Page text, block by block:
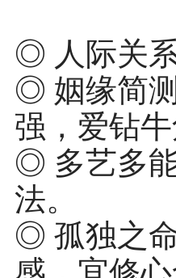
◎ 人际关
◎ 姻缘简
强，爱钻牛
◎ 多艺多
法。
◎ 孤独之